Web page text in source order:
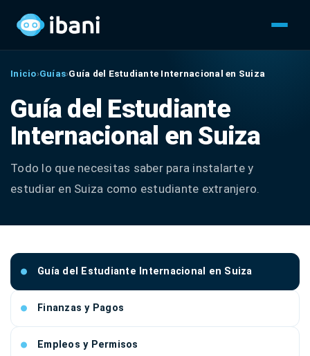
Inicio›Guías›Guía del Estudiante Internacional en Suiza
Guía del Estudiante
Internacional en Suiza
Todo lo que necesitas saber para instalarte y
estudiar en Suiza como estudiante extranjero.
Guía del Estudiante Internacional en Suiza
Finanzas y Pagos
Empleos y Permisos